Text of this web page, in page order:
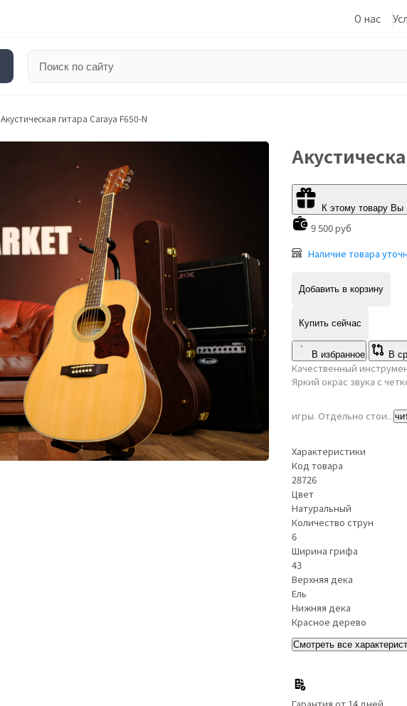
О нас
Акустическая гитара Caraya F650-N
К этому товару Вы
9 500 руб
Наличие товара
Добавить в корзину
Купить сейчас
В избранное В
Качественный
Яркий окрас звука с
игры. Отдельно стои..
Характеристики
Код товара
28726
Цвет
Натуральный
Количество струн
6
Ширина грифа
43
Верхняя дека
Ель
Нижняя дека
Красное дерево
Смотреть все